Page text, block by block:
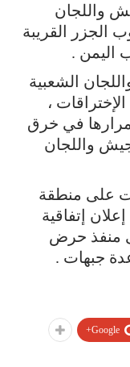
واللجان
الجزر القريبة
اليمن .
الشعبية
،
في خرق
واللجان
على منطقة
إتفاقية
منفذ حرض
جبهات .
Google+